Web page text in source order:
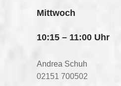
Mittwoch
10:15 – 11:00 Uhr
Andrea Schuh
02151 700502